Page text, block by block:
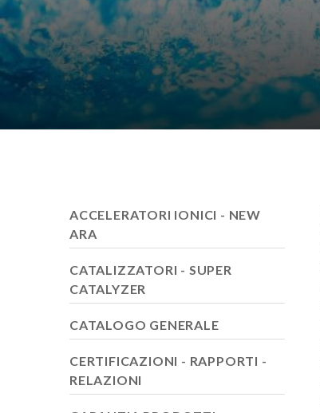
ACCELERATORI IONICI - NEW
ARA
CATALIZZATORI - SUPER
CATALYZER
CATALOGO GENERALE
CERTIFICAZIONI - RAPPORTI -
RELAZIONI